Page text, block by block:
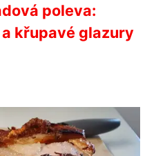
poleva:
křupavé glazury